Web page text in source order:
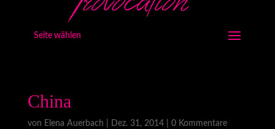
Seite wählen
China
von Elena Auerbach Dez. 31, 2014| 0 Kommentare